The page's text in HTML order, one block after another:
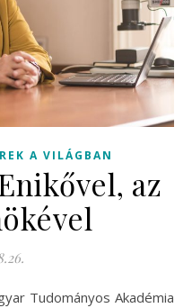
A VILÁGBAN
az